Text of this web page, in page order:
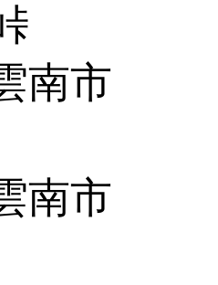
南市
南市